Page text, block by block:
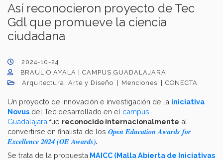
Así reconocieron proyecto de Tec
Gdl que promueve la ciencia
ciudadana
2024-10-24
BRAULIO AYALA | CAMPUS GUADALAJARA
Arquitectura, Arte y Diseño
Menciones CONECTA
Un proyecto de innovación e investigación de la iniciativa
Novus del Tec desarrollado en el campus
Guadalajara fue reconocido internacionalmente al
convertirse en finalista de los Open Education Awards for
Excellence 2024 (OE Awards).
Se trata de la propuesta MAICC (Malla Abierta de Iniciativas